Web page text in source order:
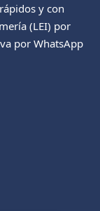
y con
(LEI) por
por WhatsApp